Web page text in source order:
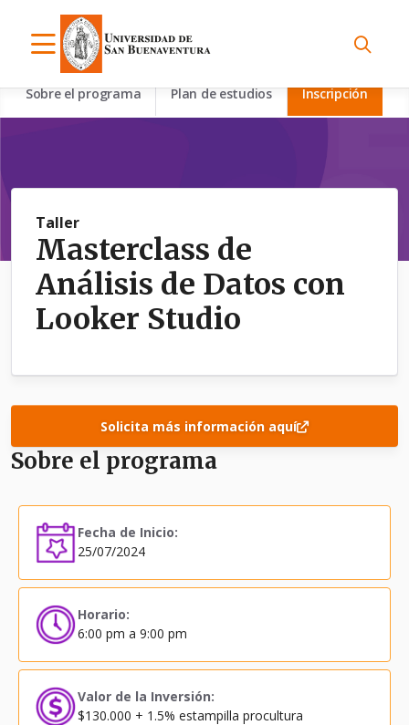
Sobre el programa Plan de estudios Inscripción
Taller
Masterclass de
Análisis de Datos con
Looker Studio
Solicita más información aquí
Sobre el programa
Fecha de Inicio:
25/07/2024
Horario:
6:00 pm a 9:00 pm
Valor de la Inversión:
$130.000 + 1.5% estampilla procultura